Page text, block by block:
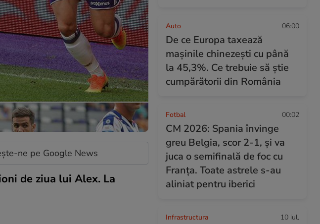
ne pe Google News
de ziua lui Alex. La
Auto 06:00
De ce Europa taxează
mașinile chinezești cu până
la 45,3%. Ce trebuie să știe
cumpărătorii din România
Fotbal 00:02
CM 2026: Spania învinge
greu Belgia, scor 2-1, și va
juca o semifinală de foc cu
Franța. Toate astrele s-au
aliniat pentru iberici
Infrastructura 10 iul.